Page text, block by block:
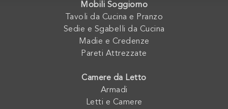
Mobili Soggiorno
Tavoli da Cucina e Pranzo
Sedie e Sgabelli da Cucina
Madie e Credenze
Pareti Attrezzate
Camere da Letto
Armadi
Letti e Camere